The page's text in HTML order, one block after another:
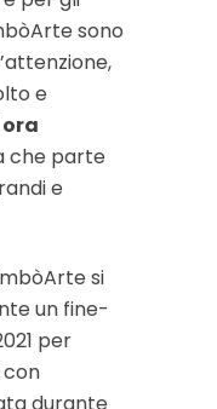
sono
e
che parte
e
si
un fine-
per